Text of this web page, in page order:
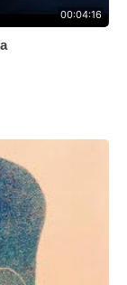
00:04:16